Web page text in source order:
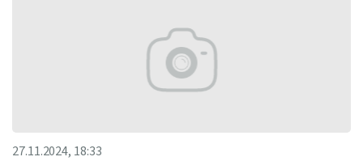
27.11.2024, 18:33